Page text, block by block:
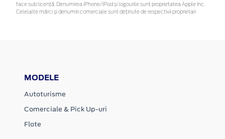
face sub licență. Denumirea iPhone/iPod și logourile sunt proprietatea Apple Inc.
Celelalte mărci și denumiri comerciale sunt deținute de respectivii proprietari
MODELE
Autoturisme
Comerciale & Pick Up-uri
Flote